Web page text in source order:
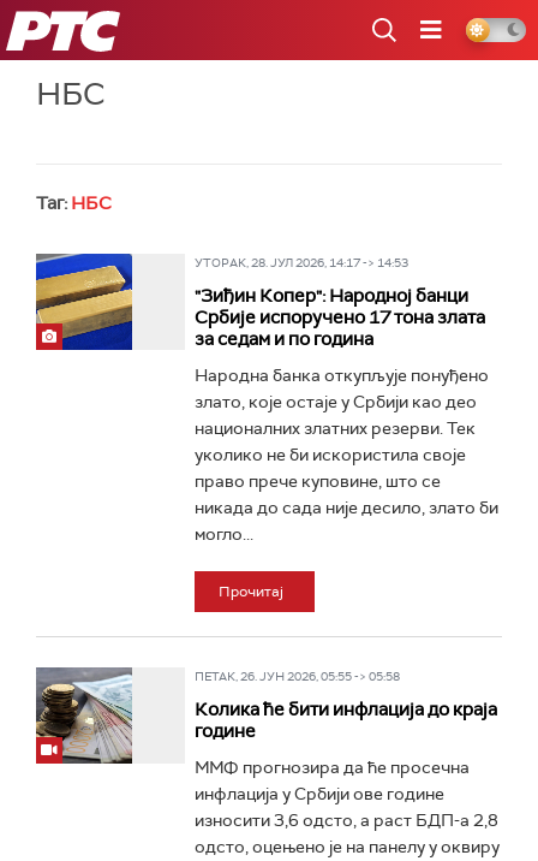
РТС
НБС
Таг: НБС
УТОРАК, 28. ЈУЛ 2026, 14:17 -> 14:53
"Зиђин Копер": Народној банци
Србије испоручено 17 тона злата
за седам и по година
Народна банка откупљује понуђено
злато, које остаје у Србији као део
националних златних резерви. Тек
уколико не би искористила своје
право прече куповине, што се
никада до сада није десило, злато би
могло...
Прочитај
ПЕТАК, 26. ЈУН 2026, 05:55 -> 05:58
Колика ће бити инфлација до краја
године
ММФ прогнозира да ће просечна
инфлација у Србији ове године
износити 3,6 одсто, а раст БДП-а 2,8
одсто, оцењено је на панелу у оквиру